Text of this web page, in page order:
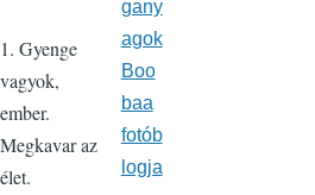
1. Gyenge
vagyok,
ember.
Megkavar az
élet.
gany
agok
Boo
baa
fotób
logja